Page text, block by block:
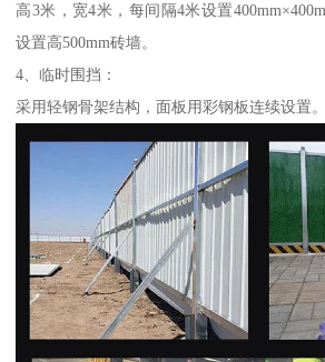
高3米，宽4米，每间隔4米设置
设置高500mm砖墙。
4、临时围挡：
采用轻钢骨架结构，面板用彩钢板连续设置。